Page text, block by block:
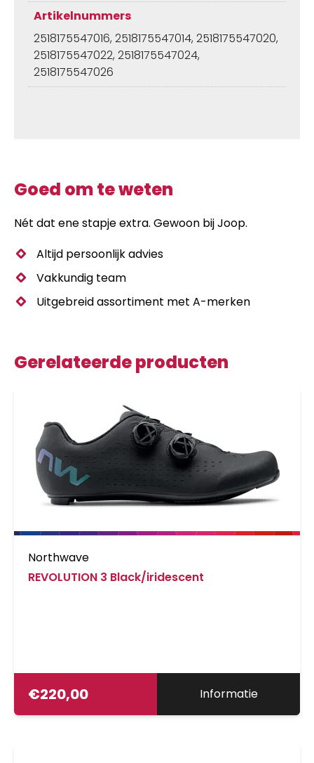
Artikelnummers
2518175547016, 2518175547014, 2518175547020,
2518175547022, 2518175547024,
2518175547026
Goed om te weten
Nét dat ene stapje extra. Gewoon bij Joop.
Altijd persoonlijk advies
Vakkundig team
Uitgebreid assortiment met A-merken
Gerelateerde producten
Northwave
REVOLUTION 3 Black/iridescent
€220,00 Informatie